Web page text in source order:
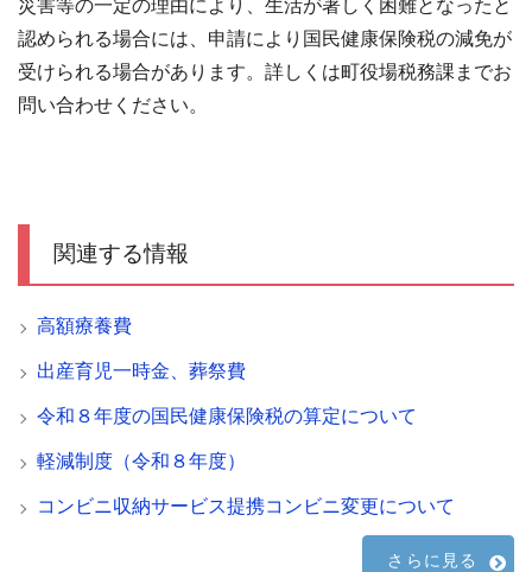
災害等の一定の理由により、生活が著しく困難となったと
認められる場合には、申請により国民健康保険税の減免が
受けられる場合があります。詳しくは町役場税務課までお
問い合わせください。
関連する情報
高額療養費
出産育児一時金、葬祭費
令和８年度の国民健康保険税の算定について
軽減制度（令和８年度）
コンビニ収納サービス提携コンビニ変更について
さらに見る